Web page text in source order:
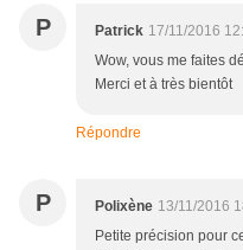
P Patrick 17/11/2016
Wow, vous me faites
Merci et à très bientôt
Répondre
P Polixène 13/11/2016
Petite précision pour